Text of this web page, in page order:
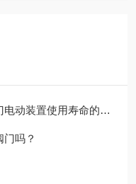
置使用寿命的关键措施
吗？